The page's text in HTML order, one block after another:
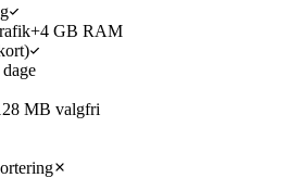
+4 GB RAM
MB valgfri